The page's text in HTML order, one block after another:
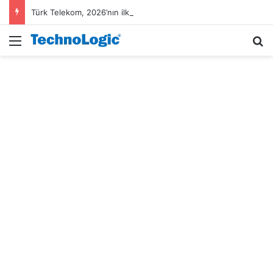
Türk Telekom, 2026’nın ilk yarısında gelirini yüzde 9 artırdı
Menü